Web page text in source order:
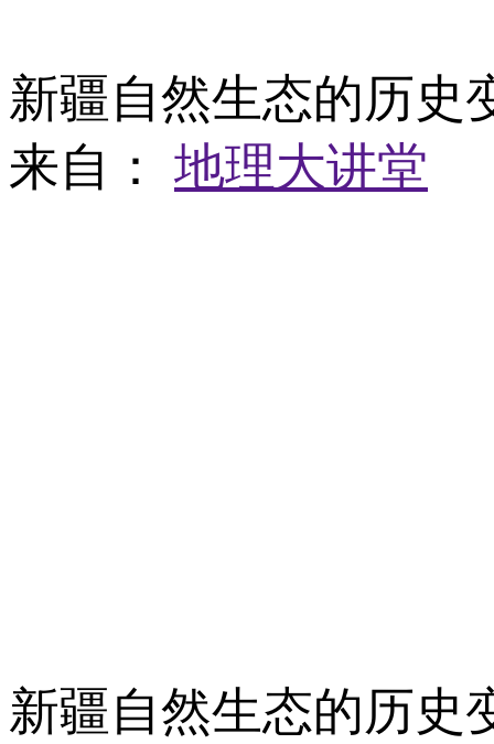
新疆自然生态的历
来自： 地理大讲堂
新疆自然生态的历